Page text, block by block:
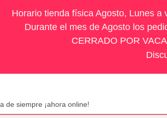
Horario tienda física Agosto, Lunes a
Durante el mes de Agosto los
CERRADO POR
de siempre ¡ahora online!